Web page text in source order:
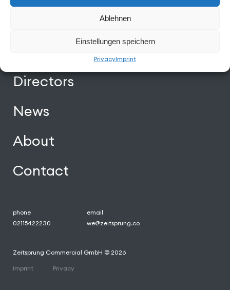
Ablehnen
Einstellungen speichern
PrivacyImprint
Directors
News
About
Contact
phone
02115422230
email
we@zeitsprung.co
Zeitsprung Commercial GmbH © 2026
Imprint Privacy